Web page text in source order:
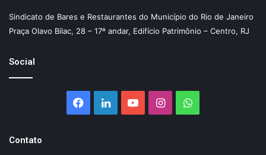
Sindicato de Bares e Restaurantes do Município do Rio de Janeiro
Praça Olavo Bilac, 28 – 17º andar, Edifício Patrimônio – Centro, RJ
Social
Facebook
LinkedinYouTubeInstagramWhatsApp
Contato